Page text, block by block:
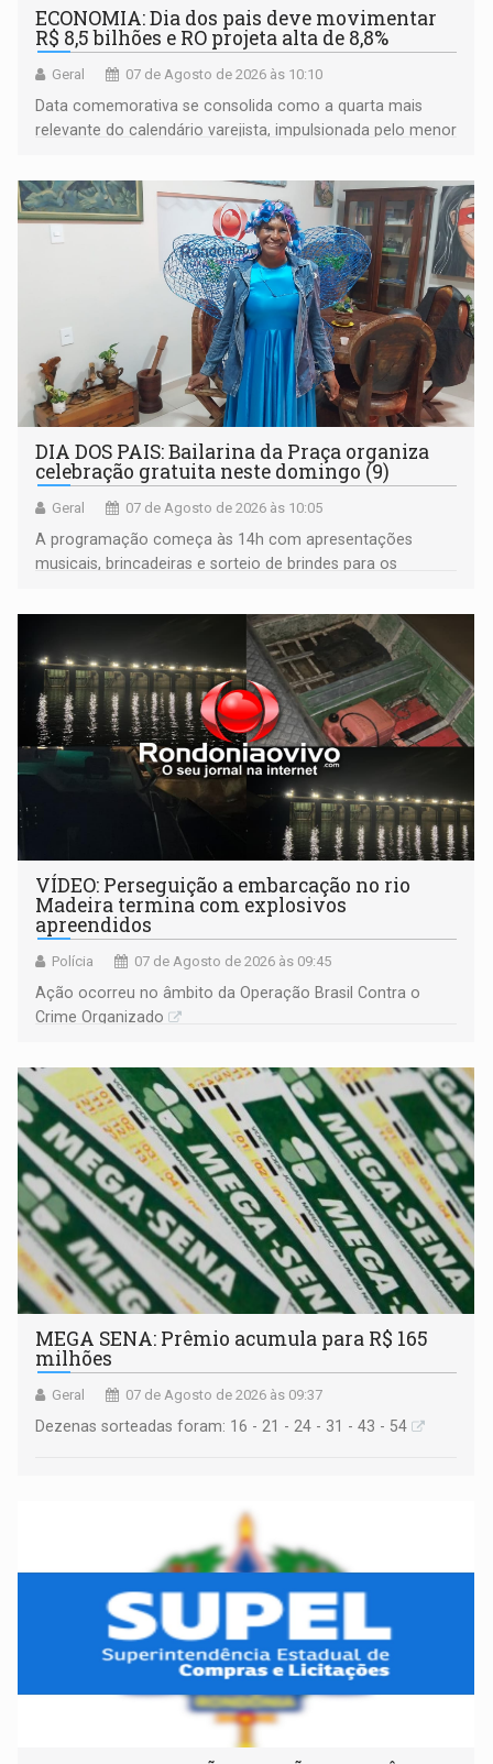
ECONOMIA: Dia dos pais deve movimentar
R$ 8,5 bilhões e RO projeta alta de 8,8%
Geral 07 de Agosto de 2026 às 10:10
Data comemorativa se consolida como a quarta mais
relevante do calendário varejista, impulsionada pelo menor
média do trabalhador
DIA DOS PAIS: Bailarina da Praça organiza
celebração gratuita neste domingo (9)
Geral 07 de Agosto de 2026 às 10:05
A programação começa às 14h com apresentações
musicais, brincadeiras e sorteio de brindes para os
bolo e canto de parabéns dedicado aos pais
VÍDEO: Perseguição a embarcação no rio
Madeira termina com explosivos
apreendidos
Polícia 07 de Agosto de 2026 às 09:45
Ação ocorreu no âmbito da Operação Brasil Contra o
Crime Organizado
MEGA SENA: Prêmio acumula para R$ 165
milhões
Geral 07 de Agosto de 2026 às 09:37
Dezenas sorteadas foram: 16 - 21 - 24 - 31 - 43 - 54